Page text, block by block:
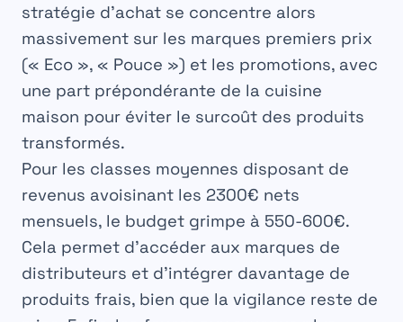
stratégie d’achat se concentre alors
massivement sur les marques premiers prix
(« Eco », « Pouce ») et les promotions, avec
une part prépondérante de la cuisine
maison pour éviter le surcoût des produits
transformés.
Pour les classes moyennes disposant de
revenus avoisinant les 2300€ nets
mensuels, le budget grimpe à 550-600€.
Cela permet d’accéder aux marques de
distributeurs et d’intégrer davantage de
produits frais, bien que la vigilance reste de